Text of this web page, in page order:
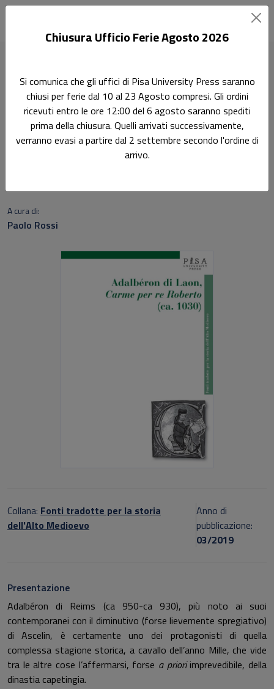
Aldaberon di Laon, Carme per Re Roberto (ca. 1030)
Ricerca
Aldaberon di Laon, Carme
per Re Roberto (ca. 1030)
Sottotitolo non presente
A cura di:
Paolo Rossi
Collana: Fonti tradotte per la storia
dell'Alto Medioevo
Anno di
pubblicazione:
03/2019
Presentazione
Adalbéron di Reims (ca 950-ca 930), più noto ai suoi
contemporanei con il diminutivo (forse lievemente spregiativo)
di Ascelin, è certamente uno dei protagonisti di quella
complessa stagione storica, a cavallo dell’anno Mille, che vide
tra le altre cose l’affermarsi, forse a prioriimprevedibile, della
dinastia capetingia.
Chiusura Ufficio Ferie Agosto 2026
Si comunica che gli uffici di Pisa University Press saranno
chiusi per ferie dal 10 al 23 Agosto compresi. Gli ordini
ricevuti entro le ore 12:00 del 6 agosto saranno spediti
prima della chiusura. Quelli arrivati successivamente,
verranno evasi a partire dal 2 settembre secondo l'ordine di
arrivo.